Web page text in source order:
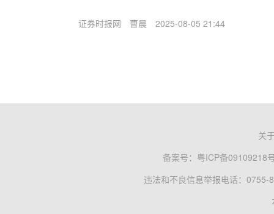
证券时报网 曹晨 2025-08-05 21:44
关
备案号： 粤ICP备09109218
违法和不良信息举报电话：0755-